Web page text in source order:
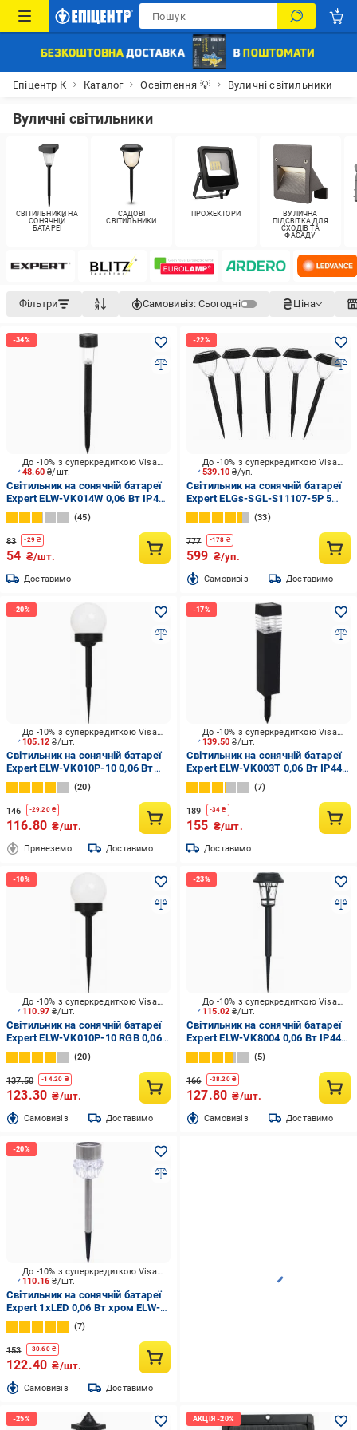
Епіцентр К Каталог Освітлення 💡 Вуличні світильники
Вуличні світильники
СВІТИЛЬНИКИ НА
СОНЯЧНІЙ
БАТАРЕЇ
САДОВІ
СВІТИЛЬНИКИ
ПРОЖЕКТОРИ
ВУЛИЧНА
ПІДСВІТКА ДЛЯ
СХОДІВ ТА
ФАСАДУ
Фільтри Самовивіз: Сьогодні Ціна
48.60₴/шт.
До -10% з суперкредиткою Visa Вигода
Світильник на сонячній батареї
Expert ELW-VK014W 0,06 Вт IP44
чорний
45
83 -29 ₴
54 ₴/шт.
Доставимо
539.10₴/уп.
До -10% з суперкредиткою Visa Вигода
Світильник на сонячній батареї
Expert ELGs-SGL-S11107-5Р 5
шт/уп. 0,06 Вт IP44 чорний
33
777 -178 ₴
599 ₴/уп.
Cамовивіз Доставимо
105.12₴/шт.
До -10% з суперкредиткою Visa Вигода
Світильник на сонячній батареї
Expert ELW-VK010P-10 0,06 Вт
IP44 білий
20
146 -29.20₴
116.80 ₴/шт.
Привеземо Доставимо
139.50₴/шт.
До -10% з суперкредиткою Visa Вигода
Світильник на сонячній батареї
Expert ELW-VK003T 0,06 Вт IP44
чорний
7
189 -34 ₴
155 ₴/шт.
Доставимо
110.97₴/шт.
До -10% з суперкредиткою Visa Вигода
Світильник на сонячній батареї
Expert ELW-VK010P-10 RGB 0,06
Вт IP54 білий
20
137.50 -14.20 ₴
123.30 ₴/шт.
Cамовивіз Доставимо
115.02₴/шт.
До -10% з суперкредиткою Visa Вигода
Світильник на сонячній батареї
Expert ELW-VK8004 0,06 Вт IP44
чорний
5
166 -38.20₴
127.80 ₴/шт.
Cамовивіз Доставимо
110.16₴/шт.
До -10% з суперкредиткою Visa Вигода
Світильник на сонячній батареї
Expert 1хLED 0,06 Вт хром ELW-
VK014Z
7
153 -30.60₴
122.40 ₴/шт.
Cамовивіз Доставимо